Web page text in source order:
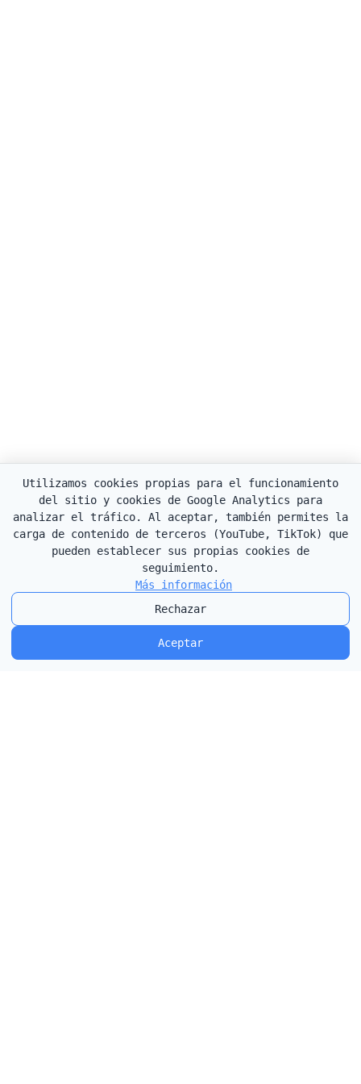
Utilizamos cookies propias para el funcionamiento
del sitio y cookies de Google Analytics para
analizar el tráfico. Al aceptar, también permites la
carga de contenido de terceros (YouTube, TikTok) que
pueden establecer sus propias cookies de
seguimiento.
Más información
Rechazar
Aceptar